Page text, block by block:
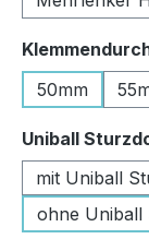
50mm
Uniball
mit Uniball
ohne Uniball